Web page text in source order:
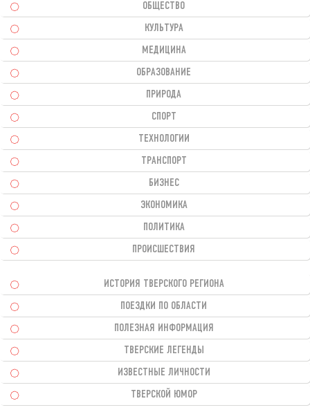
ОБЩЕСТВО
КУЛЬТУРА
МЕДИЦИНА
ОБРАЗОВАНИЕ
ПРИРОДА
СПОРТ
ТЕХНОЛОГИИ
ТРАНСПОРТ
БИЗНЕС
ЭКОНОМИКА
ПОЛИТИКА
ПРОИСШЕСТВИЯ
ИСТОРИЯ ТВЕРСКОГО РЕГИОНА
ПОЕЗДКИ ПО ОБЛАСТИ
ПОЛЕЗНАЯ ИНФОРМАЦИЯ
ТВЕРСКИЕ ЛЕГЕНДЫ
ИЗВЕСТНЫЕ ЛИЧНОСТИ
ТВЕРСКОЙ ЮМОР